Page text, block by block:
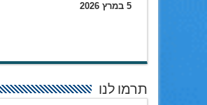
5 במרץ 2026
תרמו לנו